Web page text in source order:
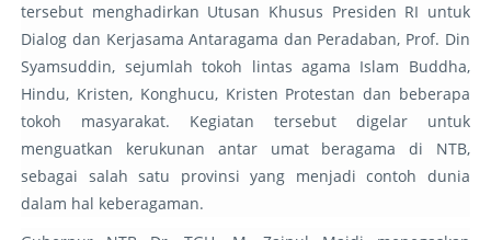
tersebut menghadirkan Utusan Khusus Presiden RI untuk
Dialog dan Kerjasama Antaragama dan Peradaban, Prof. Din
Syamsuddin, sejumlah tokoh lintas agama Islam Buddha,
Hindu, Kristen, Konghucu, Kristen Protestan dan beberapa
tokoh masyarakat. Kegiatan tersebut digelar untuk
menguatkan kerukunan antar umat beragama di NTB,
sebagai salah satu provinsi yang menjadi contoh dunia
dalam hal keberagaman.